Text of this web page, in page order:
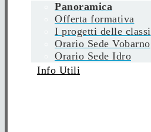
Panoramica
Offerta formativa
I progetti delle classi
Orario Sede Vobarno
Orario Sede Idro
Info Utili